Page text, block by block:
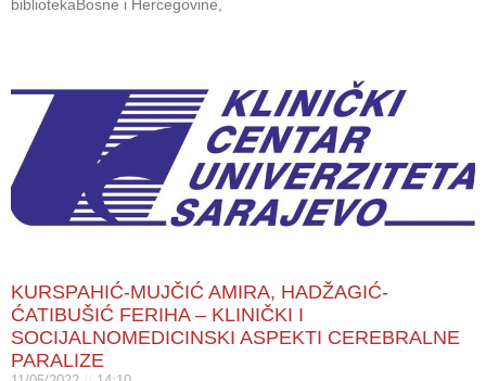
bibliotekaBosne i Hercegovine,
KURSPAHIĆ-MUJČIĆ AMIRA, HADŽAGIĆ-
ĆATIBUŠIĆ FERIHA – KLINIČKI I
SOCIJALNOMEDICINSKI ASPEKTI CEREBRALNE
PARALIZE